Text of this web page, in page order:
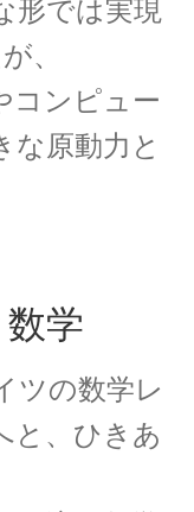
律に従う原理
Galois)
群論を確立】
形では実現
、
コンピュー
な原動力と
学
ツの数学レ
と、ひきあ